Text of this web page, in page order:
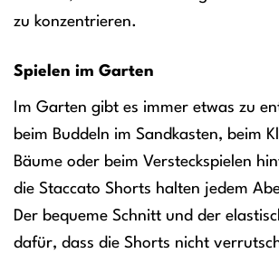
zu konzentrieren.
Spielen im Garten
Im Garten gibt es immer etwas zu
beim Buddeln im Sandkasten, beim
Bäume oder beim Versteckspielen
die Staccato Shorts halten jedem
Der bequeme Schnitt und der
dafür, dass die Shorts nicht